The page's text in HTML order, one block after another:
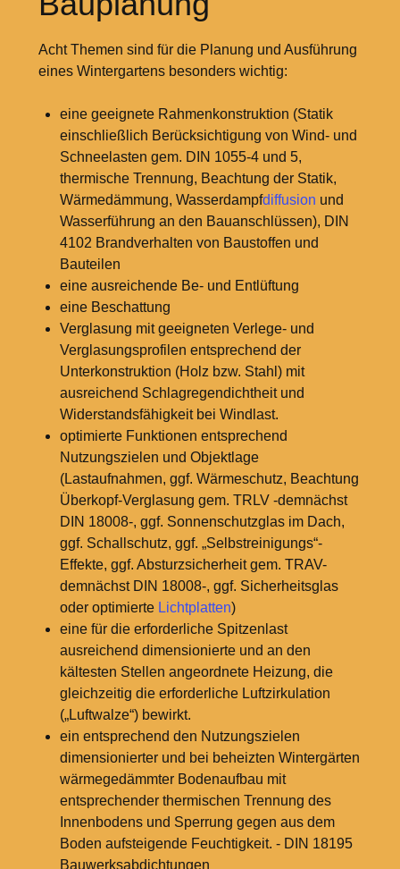
Acht Themen sind für die Planung und Ausführung
eines Wintergartens besonders wichtig:
eine geeignete Rahmenkonstruktion (Statik
einschließlich Berücksichtigung von Wind- und
Schneelasten gem. DIN 1055-4 und 5,
thermische Trennung, Beachtung der Statik,
Wärmedämmung, Wasserdampfdiffusion und
Wasserführung an den Bauanschlüssen), DIN
4102 Brandverhalten von Baustoffen und
Bauteilen
eine ausreichende Be- und Entlüftung
eine Beschattung
Verglasung mit geeigneten Verlege- und
Verglasungsprofilen entsprechend der
Unterkonstruktion (Holz bzw. Stahl) mit
ausreichend Schlagregendichtheit und
Widerstandsfähigkeit bei Windlast.
optimierte Funktionen entsprechend
Nutzungszielen und Objektlage
(Lastaufnahmen, ggf. Wärmeschutz, Beachtung
Überkopf-Verglasung gem. TRLV -demnächst
DIN 18008-, ggf. Sonnenschutzglas im Dach,
ggf. Schallschutz, ggf. „Selbstreinigungs“-
Effekte, ggf. Absturzsicherheit gem. TRAV-
demnächst DIN 18008-, ggf. Sicherheitsglas
oder optimierte Lichtplatten)
eine für die erforderliche Spitzenlast
ausreichend dimensionierte und an den
kältesten Stellen angeordnete Heizung, die
gleichzeitig die erforderliche Luftzirkulation
(„Luftwalze“) bewirkt.
ein entsprechend den Nutzungszielen
dimensionierter und bei beheizten Wintergärten
wärmegedämmter Bodenaufbau mit
entsprechender thermischen Trennung des
Innenbodens und Sperrung gegen aus dem
Boden aufsteigende Feuchtigkeit. - DIN 18195
Bauwerksabdichtungen